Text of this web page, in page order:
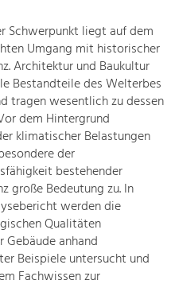
Schwerpunkt liegt auf dem
Umgang mit historischer
Architektur und Baukultur
Bestandteile des Welterbes
tragen wesentlich zu dessen
dem Hintergrund
klimatischer Belastungen
der
bestehender
große Bedeutung zu. In
werden die
Qualitäten
Gebäude anhand
Beispiele untersucht und
Fachwissen zur